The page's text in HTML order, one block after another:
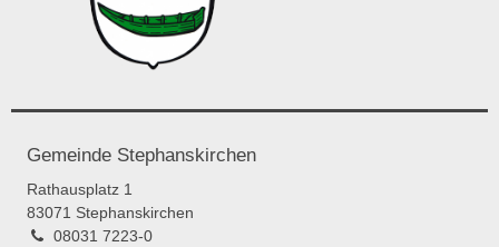
Gemeinde Stephanskirchen
Rathausplatz 1
83071 Stephanskirchen
08031 7223-0